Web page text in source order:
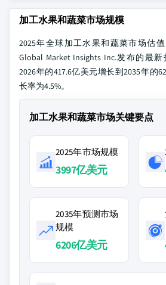
加工水果和蔬菜市场规模
2025年全球加工水果和蔬菜市场估
Global Market Insights Inc.发布的最
2026年的417.6亿美元增长到2035年的
长率为4.5%。
加工水果和蔬菜市场关键要点
2025年市场规模
3997亿美元
2035年预测市场
规模
6206亿美元